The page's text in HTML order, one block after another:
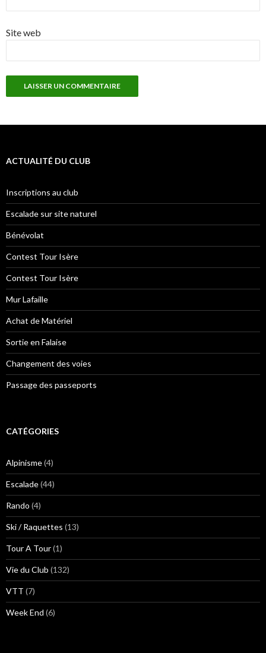
Site web
ACTUALITÉ DU CLUB
Inscriptions au club
Escalade sur site naturel
Bénévolat
Contest Tour Isère
Contest Tour Isère
Mur Lafaille
Achat de Matériel
Sortie en Falaise
Changement des voies
Passage des passeports
CATÉGORIES
Alpinisme(4)
Escalade(44)
Rando (4)
Ski / Raquettes (13)
Tour A Tour(1)
Vie du Club (132)
VTT (7)
Week End (6)